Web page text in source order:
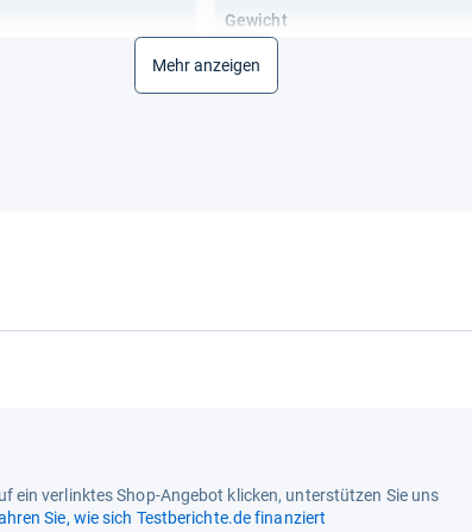
Gewicht
Gesamtgewicht
Energieverbrauch / Jahr
Mehr anzeigen
ein verlinktes Shop-Angebot klicken, unterstützen Sie uns
Sie, wie sich Testberichte.de finanziert